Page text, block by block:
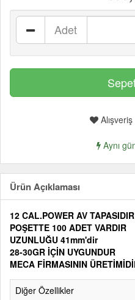
Adet
Aynı
Ürün Açıklaması
12 CAL.POWER AV TAPASIDIR
POŞETTE 100 ADET VARDIR
UZUNLUĞU 41mm'dir
28-30GR İÇİN UYGUNDUR
MECA FİRMASININ
Diğer Özellikler